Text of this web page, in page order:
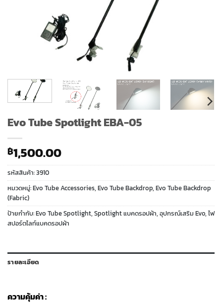
Evo Tube Spotlight EBA-05
฿1,500.00
รหัสสินค้า:3910
หมวดหมู่:Evo Tube Accessories, Evo Tube Backdrop, Evo Tube Backdrop
(Fabric)
ป้ายกำกับ:Evo Tube Spotlight, Spotlight แบคดรอปผ้า, อุปกรณ์เสริม Evo,ไฟ
สปอร์ตไลท์แบคดรอปผ้า
รายละเอียด
ความคุ้มค่า :